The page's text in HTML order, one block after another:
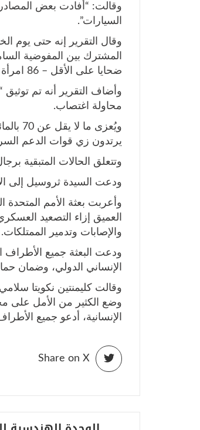
وقالت: “أفادت بعض
السيارات”.
ضحايا على الأقل – 86 امرأة ورجل واحد و “18” طفلا.
محاولة اغتصاب.
يرتدون زي قوات الدعم
وتتعلق الحالات المتبقية
ودعت السيدة ثروسيل إلى
وأعربت بعثة الأمم المتحدة
العميق إزاء التصعيد
والإصابات وتدمير الممتلكات.
ودعت البعثة جميع الأطراف
الإنساني الدولي، وضمان
وقالت كليمنتين نكويتا
وضع الكثير من الأمل على
الإنسانية، أدعو جميع
Share on X